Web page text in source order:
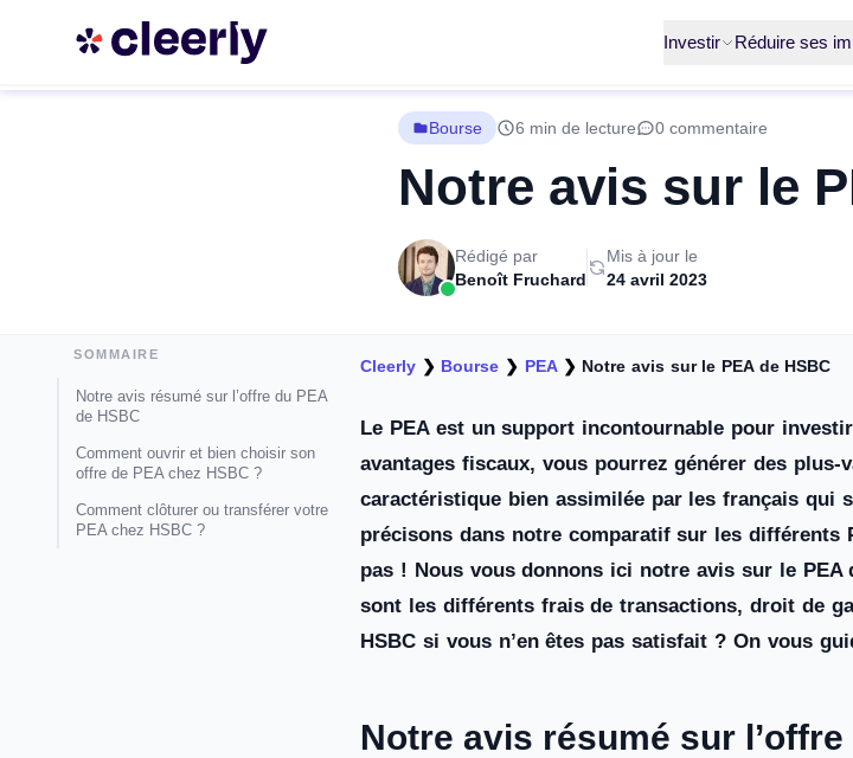
Investir Réduire ses
Bourse 6 min de lecture 0 commentaire
Notre avis sur le
Rédigé par
Benoît Fruchard
Mis à jour le
24 avril 2023
SOMMAIRE
Notre avis résumé sur l’offre du PEA
de HSBC
Comment ouvrir et bien choisir son
offre de PEA chez HSBC ?
Comment clôturer ou transférer votre
PEA chez HSBC ?
Cleerly ❯ Bourse ❯ PEA❯ Notre avis sur le PEA de HSBC
Le PEA est un support incontournable pour
avantages fiscaux, vous pourrez générer des plus-
caractéristique bien assimilée par les français qui
précisons dans notre comparatif sur les
pas ! Nous vous donnons ici notre avis sur le PEA
sont les différents frais de transactions, droit de
HSBC si vous n’en êtes pas satisfait ? On vous
Notre avis résumé sur l’offre